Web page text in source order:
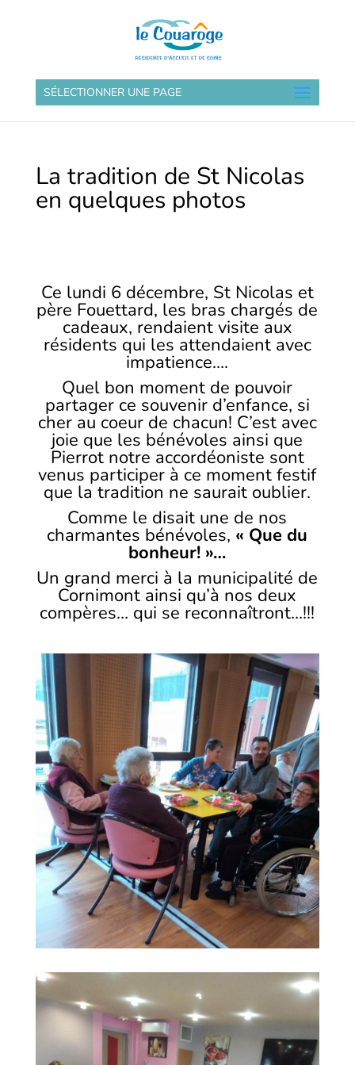
SÉLECTIONNER UNE PAGE
La tradition de St Nicolas
en quelques photos
Ce lundi 6 décembre, St Nicolas et
père Fouettard, les bras chargés de
cadeaux, rendaient visite aux
résidents qui les attendaient avec
impatience….
Quel bon moment de pouvoir
partager ce souvenir d’enfance, si
cher au coeur de chacun! C’est avec
joie que les bénévoles ainsi que
Pierrot notre accordéoniste sont
venus participer à ce moment festif
que la tradition ne saurait oublier.
Comme le disait une de nos
charmantes bénévoles, « Que du
bonheur! »…
Un grand merci à la municipalité de
Cornimont ainsi qu’à nos deux
compères… qui se reconnaîtront…!!!